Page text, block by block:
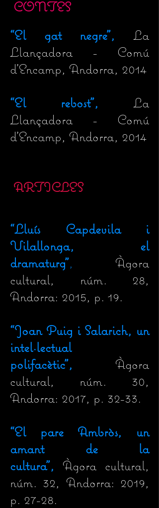
CONTES
“El gat negre", La
Llançadora - Comú
d'Encamp, Andorra, 2014
“El rebost",
La
Llançadora - Comú
d'Encamp, Andorra, 2014
ARTICLES
“Lluís Capdevila i
Vilallonga, el
dramaturg”,
Àgora
cultural, núm. 28,
Andorra: 2015, p. 19.
“Joan Puig i Salarich, un
intel·lectual
polifacètic”,
Àgora
cultural, núm. 30,
Andorra: 2017, p. 32-33.
“El pare Ambròs, un
amant de la
cultura”, Àgora cultural,
núm. 32, Andorra: 2019,
p. 27-28.